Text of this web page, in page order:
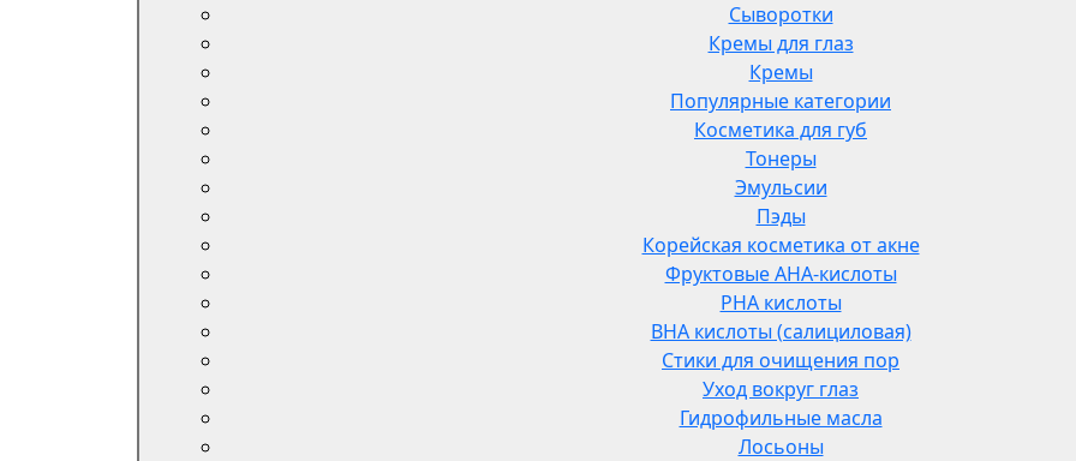
Сыворотки
Кремы для глаз
Кремы
Популярные категории
Косметика для губ
Тонеры
Эмульсии
Пэды
Корейская косметика от акне
Фруктовые AHA-кислоты
PHA кислоты
BHA кислоты (салициловая)
Стики для очищения пор
Уход вокруг глаз
Гидрофильные масла
Лосьоны